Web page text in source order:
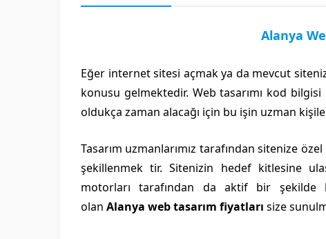
Alanya
Eğer internet sitesi açmak ya da mevcut
konusu gelmektedir. Web tasarımı kod
oldukça zaman alacağı için bu işin uzman
Tasarım uzmanlarımız tarafından sitenize
şekillenmek tir. Sitenizin hedef kitlesine
motorları tarafından da aktif bir şekilde
olan Alanya web tasarım fiyatları size